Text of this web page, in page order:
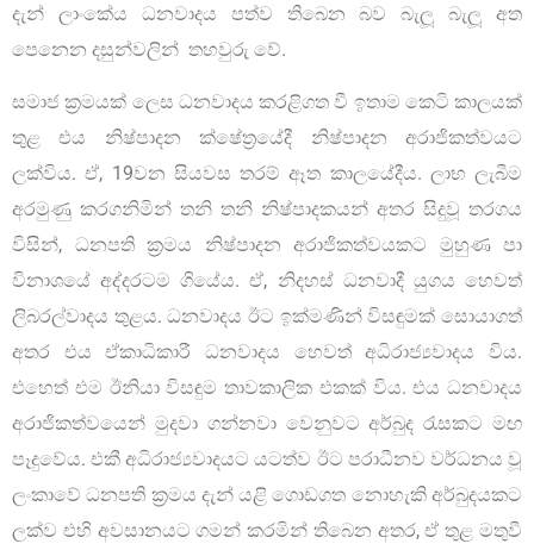
දැන් ලාංකේය ධනවාදය පත්ව තිබෙන බව බැලූ බැලූ අත
පෙනෙන දසුන්වලින් තහවුරු වේ.
සමාජ ක්‍රමයක් ලෙස ධනවාදය කරළිගත වී ඉතාම කෙටි කාලයක්
තුළ එය නිෂ්පාදන ක්ෂේත‍්‍රයේදී නිෂ්පාදන අරාජිකත්වයට
ලක්විය. ඒ, 19වන සියවස තරම් ඈත කාලයේදීය. ලාභ ලැබීම
අරමුණු කරගනිමින් තනි තනි නිෂ්පාදකයන් අතර සිදුවූ තරගය
විසින්, ධනපති ක්‍රමය නිෂ්පාදන අරාජිකත්වයකට මුහුණ පා
විනාශයේ අද්දරටම ගියේය. ඒ, නිදහස් ධනවාදී යුගය හෙවත්
ලිබරල්වාදය තුළය. ධනවාදය ඊට ඉක්මණින් විසඳුමක් සොයාගත්
අතර එය ඒකාධිකාරී ධනවාදය හෙවත් අධිරාජ්‍යවාදය විය.
එහෙත් එම ඊනියා විසඳුම තාවකාලික එකක් විය. එය ධනවාදය
අරාජිකත්වයෙන් මුදවා ගන්නවා වෙනුවට අර්බුද රැසකට මඟ
පෑදුවේය. එකී අධිරාජ්‍යවාදයට යටත්ව ඊට පරාධීනව වර්ධනය වූ
ලංකාවේ ධනපති ක්‍රමය දැන් යළි ගොඩගත නොහැකි අර්බුදයකට
ලක්ව එහි අවසානයට ගමන් කරමින් තිබෙන අතර, ඒ තුළ මතුවී